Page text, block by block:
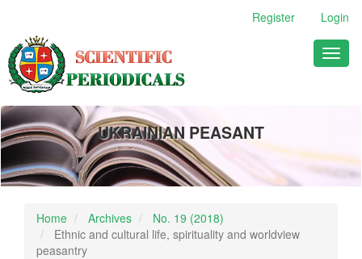
Main
Content
Sidebar
Register Login
UKRAINIAN PEASANT
Home Archives
No. 19 (2018)
Ethnic and cultural life, spirituality and worldview
peasantry